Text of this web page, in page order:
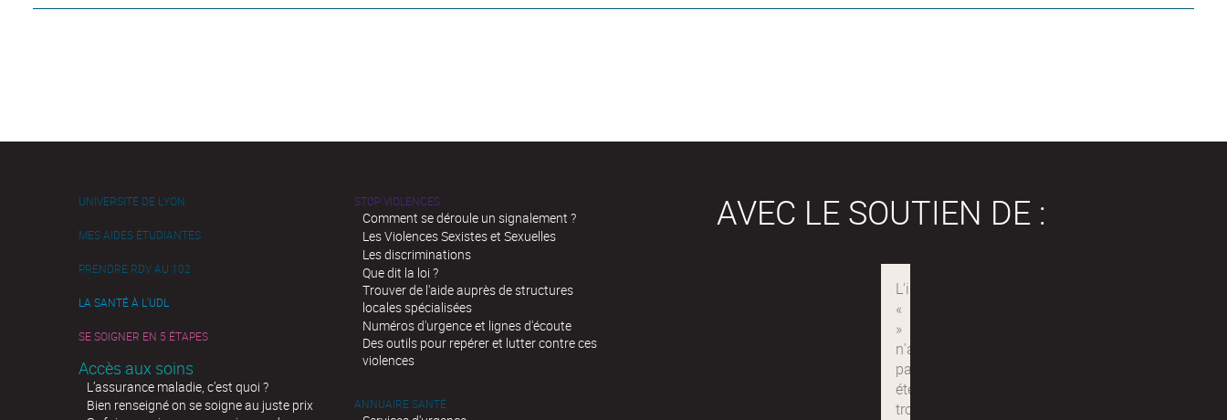
UNIVERSITÉ DE LYON
MES AIDES ÉTUDIANTES
PRENDRE RDV AU 102
LA SANTÉ À L'UDL
SE SOIGNER EN 5 ÉTAPES
Accès aux soins
L’assurance maladie, c’est quoi ?
Bien renseigné on se soigne au juste prix
STOP VIOLENCES
Comment se déroule un signalement ?
Les Violences Sexistes et Sexuelles
Les discriminations
Que dit la loi ?
Trouver de l'aide auprès de structures
locales spécialisées
Numéros d'urgence et lignes d'écoute
Des outils pour repérer et lutter contre ces
violences
ANNUAIRE SANTÉ
AVEC LE SOUTIEN DE :